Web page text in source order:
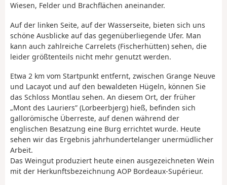
Wiesen, Felder und Brachflächen aneinander.
Auf der linken Seite, auf der Wasserseite, bieten sich uns
schöne Ausblicke auf das gegenüberliegende Ufer. Man
kann auch zahlreiche Carrelets (Fischerhütten) sehen, die
leider größtenteils nicht mehr genutzt werden.
Etwa 2 km vom Startpunkt entfernt, zwischen Grange Neuve
und Lacayot und auf den bewaldeten Hügeln, können Sie
das Schloss Montlau sehen. An diesem Ort, der früher
„Mont des Lauriers” (Lorbeerbjerg) hieß, befinden sich
gallorömische Überreste, auf denen während der
englischen Besatzung eine Burg errichtet wurde. Heute
sehen wir das Ergebnis jahrhundertelanger unermüdlicher
Arbeit.
Das Weingut produziert heute einen ausgezeichneten Wein
mit der Herkunftsbezeichnung AOP Bordeaux-Supérieur.